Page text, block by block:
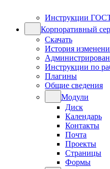
Инструкции
Корпоративный
Скачать
История
Инструкции по
Плагины
Общие сведения
Модули
Диск
Календарь
Контакты
Почта
Проекты
Страницы
Формы